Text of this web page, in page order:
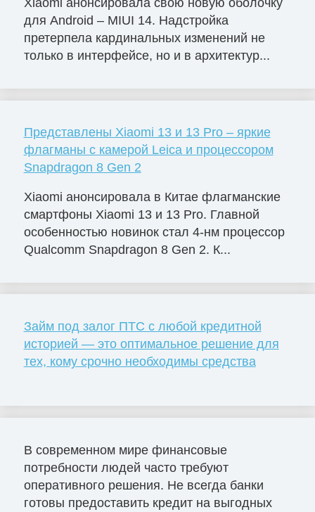
Xiaomi анонсировала свою новую оболочку
для Android – MIUI 14. Надстройка
претерпела кардинальных изменений не
только в интерфейсе, но и в архитектур...
Представлены Xiaomi 13 и 13 Pro – яркие
флагманы с камерой Leica и процессором
Snapdragon 8 Gen 2
Xiaomi анонсировала в Китае флагманские
смартфоны Xiaomi 13 и 13 Pro. Главной
особенностью новинок стал 4-нм процессор
Qualcomm Snapdragon 8 Gen 2. К...
Займ под залог ПТС с любой кредитной
историей — это оптимальное решение для
тех, кому срочно необходимы средства
В современном мире финансовые
потребности людей часто требуют
оперативного решения. Не всегда банки
готовы предоставить кредит на выгодных